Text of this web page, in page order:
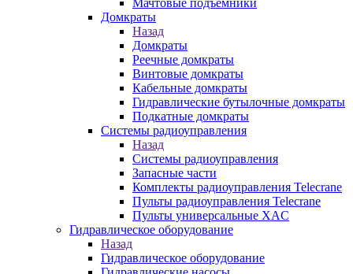
Мачтовые подъемники
Домкраты
Назад
Домкраты
Реечные домкраты
Винтовые домкраты
Кабельные домкраты
Гидравлические бутылочные домкраты
Подкатные домкраты
Системы радиоуправления
Назад
Системы радиоуправления
Запасные части
Комплекты радиоуправления Telecrane
Пульты радиоуправления Telecrane
Пульты универсальные XAC
Гидравлическое оборудование
Назад
Гидравлическое оборудование